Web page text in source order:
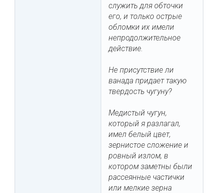
служить для обточки
его, и только острые
обломки их имели
непродолжительное
действие.
Не присутствие ли
ванада придает такую
твердость чугуну?
Медистый чугун,
который я разлагал,
имел белый цвет,
зернистое сложение и
ровный излом, в
котором заметны были
рассеянные частички
или мелкие зерна